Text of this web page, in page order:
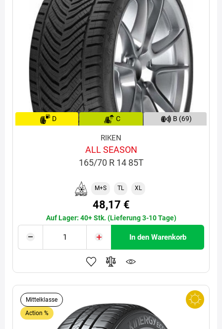
D C B (69)
RIKEN
ALL SEASON
165/70 R 14 85T
M+S TL XL
48,17 €
Auf Lager: 40+ Stk. (Lieferung 3-10 Tage)
In den Warenkorb
Mittelklasse
Action %